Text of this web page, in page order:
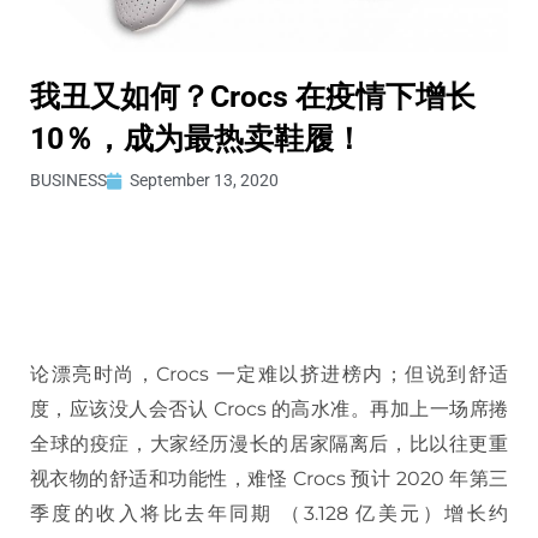
我丑又如何？Crocs 在疫情下增长
10％，成为最热卖鞋履！
BUSINESS September 13, 2020
论漂亮时尚，Crocs 一定难以挤进榜内；但说到舒适
度，应该没人会否认 Crocs 的高水准。再加上一场席捲
全球的疫症，大家经历漫长的居家隔离后，比以往更重
视衣物的舒适和功能性，难怪 Crocs 预计 2020 年第三
季度的收入将比去年同期 （3.128 亿美元）增长约